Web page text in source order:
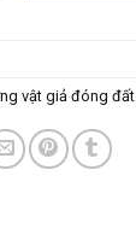
vật giả đóng đất